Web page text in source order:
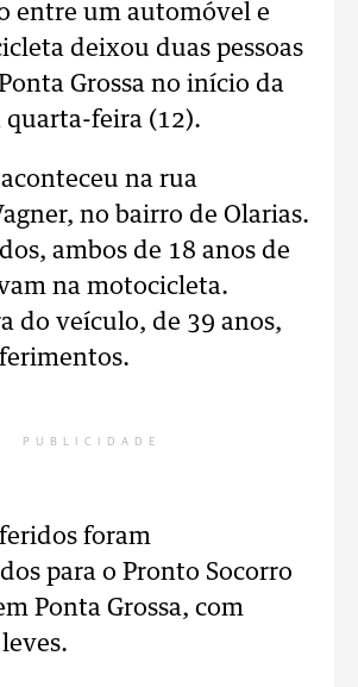
entre um automóvel e
deixou duas pessoas
Grossa no início da
quarta-feira (12).
na rua
no bairro de Olarias.
ambos de 18 anos de
na motocicleta.
do veículo, de 39 anos,
PUBLICIDADE
foram
para o Pronto Socorro
Ponta Grossa, com